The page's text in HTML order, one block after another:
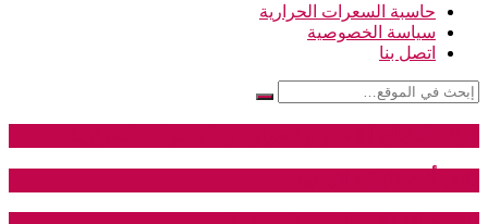
حاسبة السعرات الحرارية
سياسة الخصوصية
اتصل بنا